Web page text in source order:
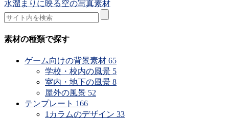
水溜まりに映る空の写真素材
素材の種類で探す
ゲーム向けの背景素材 65
学校・校内の風景 5
室内・地下の風景 8
屋外の風景 52
テンプレート 166
1カラムのデザイン 33